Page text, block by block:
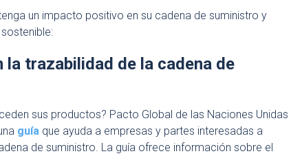
un impacto positivo en su cadena de suministro y
la trazabilidad de la cadena de
sus productos? Pacto Global de las Naciones Unidas
guía que ayuda a empresas y partes interesadas a
de suministro. La guía ofrece información sobre el